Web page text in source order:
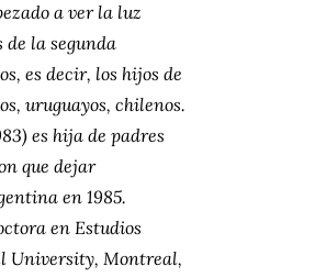
a ver la luz
la segunda
es decir, los hijos de
uruguayos, chilenos.
es hija de padres
que dejar
en 1985.
en Estudios
University, Montreal,